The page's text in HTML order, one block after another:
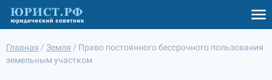
Главная / Земля / Право постоянного бессрочного пользования
земельным участком